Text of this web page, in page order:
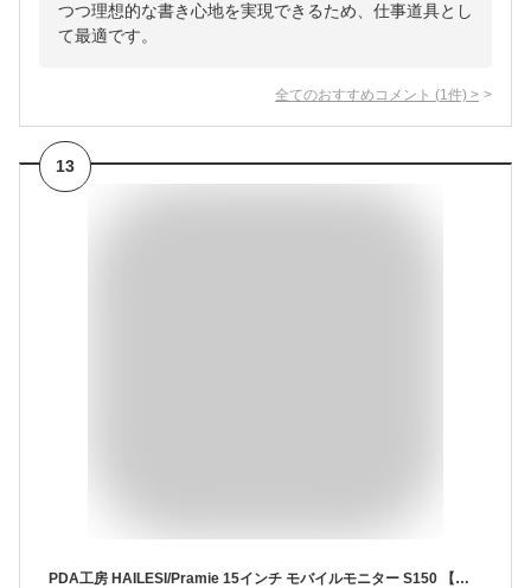
つつ理想的な書き心地を実現できるため、仕事道具とし
て最適です。
全てのおすすめコメント (1 件) >
13
PDA工房 HAILESI/Pramie 15インチ モバイルモニター S150 【タッチパネル搭載モデル】 対応 PerfectShield 保護 フィルム 反射低減 防指紋 日本製 自社製造直販